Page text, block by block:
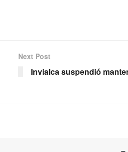
Next Post
Invialca suspendió